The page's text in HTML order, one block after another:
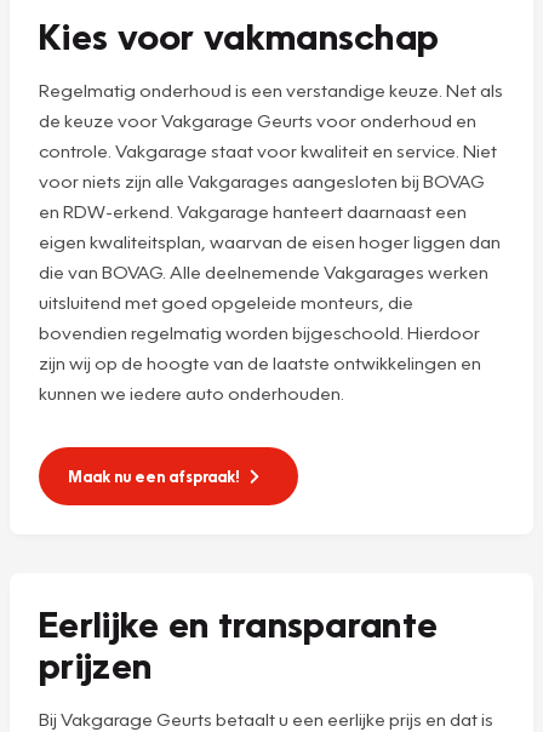
Kies voor vakmanschap
Regelmatig onderhoud is een verstandige keuze. Net als
de keuze voor Vakgarage Geurts voor onderhoud en
controle. Vakgarage staat voor kwaliteit en service. Niet
voor niets zijn alle Vakgarages aangesloten bij BOVAG
en RDW-erkend. Vakgarage hanteert daarnaast een
eigen kwaliteitsplan, waarvan de eisen hoger liggen dan
die van BOVAG. Alle deelnemende Vakgarages werken
uitsluitend met goed opgeleide monteurs, die
bovendien regelmatig worden bijgeschoold. Hierdoor
zijn wij op de hoogte van de laatste ontwikkelingen en
kunnen we iedere auto onderhouden.
Maak nu een afspraak!
Eerlijke en transparante
prijzen
Bij Vakgarage Geurts betaalt u een eerlijke prijs en dat is